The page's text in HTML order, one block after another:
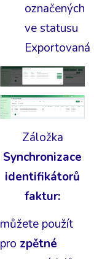
označených
ve statusu
Exportovaná
Záložka
Synchronizace
identifikátorů
faktur:
můžete použít
pro zpětné